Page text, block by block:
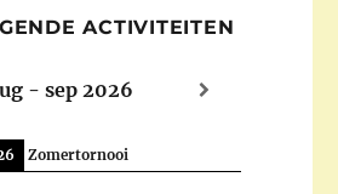
ACTIVITEITEN
- sep 2026
Zomertornooi